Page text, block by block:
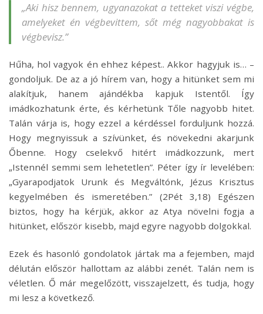
„Aki hisz bennem, ugyanazokat a tetteket viszi végbe,
amelyeket én végbevittem, sőt még nagyobbakat is
végbevisz.”
Hűha, hol vagyok én ehhez képest.. Akkor hagyjuk is… –
gondoljuk. De az a jó hírem van, hogy a hitünket sem mi
alakítjuk, hanem ajándékba kapjuk Istentől. Így
imádkozhatunk érte, és kérhetünk Tőle nagyobb hitet.
Talán várja is, hogy ezzel a kérdéssel forduljunk hozzá.
Hogy megnyissuk a szívünket, és növekedni akarjunk
Őbenne. Hogy cselekvő hitért imádkozzunk, mert
„Istennél semmi sem lehetetlen”. Péter így ír levelében:
„Gyarapodjatok Urunk és Megváltónk, Jézus Krisztus
kegyelmében és ismeretében.” (2Pét 3,18) Egészen
biztos, hogy ha kérjük, akkor az Atya növelni fogja a
hitünket, először kisebb, majd egyre nagyobb dolgokkal.
Ezek és hasonló gondolatok jártak ma a fejemben, majd
délután először hallottam az alábbi zenét. Talán nem is
véletlen. Ő már megelőzött, visszajelzett, és tudja, hogy
mi lesz a következő.